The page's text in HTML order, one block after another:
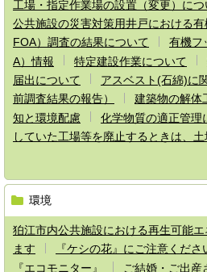
工場・指定作業場の設置（変更）につ
公共施設の災害対策用井戸における
FOA）調査の結果について
有機フ
A）情報
特定建設作業について
届出について
アスベスト(石綿)に
前調査結果の報告）
建築物の解体
知と環境配慮
化学物質の適正管理
していた工場等を廃止するときは、
環境
狛江市内公共施設における再生可能
ます
『ケシの花』にご注意くださ
『エコモニター』
ご結婚・ご出産